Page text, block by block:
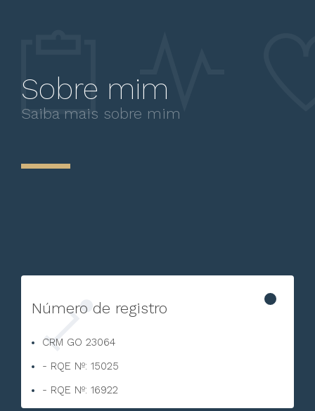
Sobre mim
Saiba mais sobre mim
Número de registro
CRM GO 23064
- RQE Nº: 15025
- RQE Nº: 16922